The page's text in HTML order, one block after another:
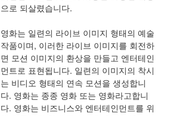
으로 되살렸습니다.
영화는 일련의 라이브 이미지 형태의 예술
작품이며, 이러한 라이브 이미지를 회전하
면 모션 이미지의 환상을 만들고 엔터테인
먼트로 표현됩니다. 일련의 이미지의 착시
는 비디오 형태의 연속 모션을 생성합니
다. 영화는 종종 영화 또는 영화라고합니
다. 영화는 비즈니스와 엔터테인먼트를 위